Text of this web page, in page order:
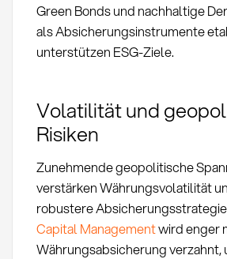
Green Bonds und nachhaltige
als Absicherungsinstrumente
unterstützen ESG-Ziele.
Volatilität und
Risiken
Zunehmende geopolitische
verstärken Währungsvolatilität
robustere
Capital Managementwird enger
Währungsabsicherung verzahnt,